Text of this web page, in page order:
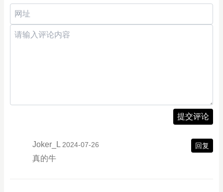
提交评论
Joker_L2024-07-26 回复
真的牛